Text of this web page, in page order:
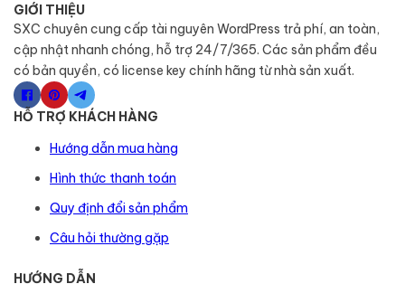
GIỚI THIỆU
SXC chuyên cung cấp tài nguyên WordPress trả phí, an toàn,
cập nhật nhanh chóng, hỗ trợ 24/7/365. Các sản phẩm đều
có bản quyền, có license key chính hãng từ nhà sản xuất.
HỖ TRỢ KHÁCH HÀNG
Hướng dẫn mua hàng
Hình thức thanh toán
Quy định đổi sản phẩm
Câu hỏi thường gặp
HƯỚNG DẪN